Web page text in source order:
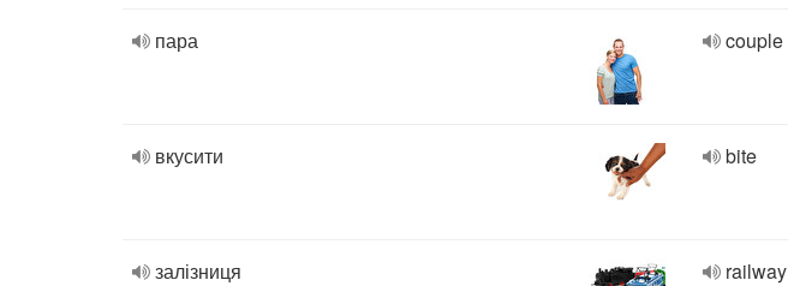
пара couple
вкусити bite
залізниця railway